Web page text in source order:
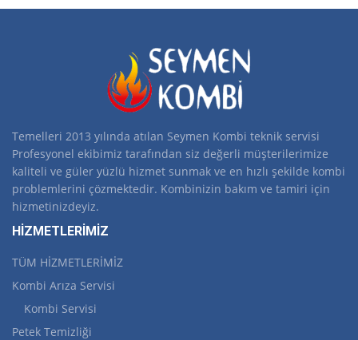
Temelleri 2013 yılında atılan Seymen Kombi teknik servisi
Profesyonel ekibimiz tarafından siz değerli müşterilerimize
kaliteli ve güler yüzlü hizmet sunmak ve en hızlı şekilde kombi
problemlerini çözmektedir. Kombinizin bakım ve tamiri için
hizmetinizdeyiz.
HİZMETLERİMİZ
TÜM HİZMETLERİMİZ
Kombi Arıza Servisi
Kombi Servisi
Petek Temizliği